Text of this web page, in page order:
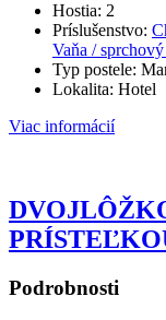
Hostia: 2
Príslušenstvo:
Vaňa /
Typ postele:
Lokalita: Hotel
Viac informácií
Podrobnosti